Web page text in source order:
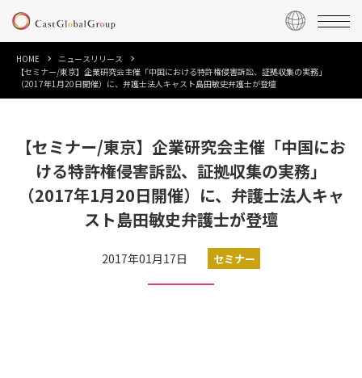
HOME
ニュースリリース
【セミナー/東京】企業研究会主催「中国における特許権侵害訴訟、証拠収集の実務」
（2017年1月20日開催）に、弁護士法人キャスト島田敏史弁護士が登壇
【セミナー/東京】企業研究会主催「中国にお
ける特許権侵害訴訟、証拠収集の実務」
（2017年1月20日開催）に、弁護士法人キャ
スト島田敏史弁護士が登壇
2017年01月17日 セミナー